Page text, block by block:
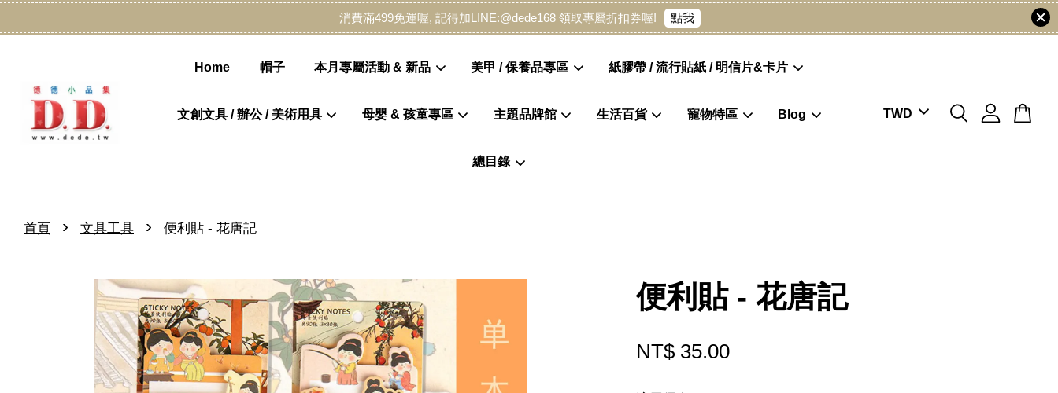
消費滿499免運喔, 記得加LINE:@dede168 領取專屬折扣券喔! 點我
Home 帽子 本月專屬活動 & 新品 美甲 / 保養品專區 紙膠帶 / 流行貼紙 / 明信片&卡片
文創文具 / 辦公 / 美術用具 母嬰 & 孩童專區 主題品牌館 生活百貨 寵物特區 Blog
總目錄
首頁 › 文具工具 › 便利貼 - 花唐記
便利貼 - 花唐記
NT$ 35.00